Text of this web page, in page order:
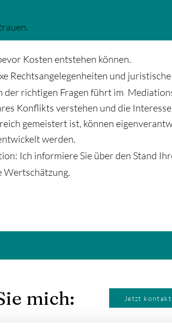
Kosten entstehen können.
Rechtsangelegenheiten und
der richtigen Fragen führt im
Konflikts verstehen und die
gemeistert ist, können
werden.
Ich informiere Sie über den Stand
Wertschätzung.
mich: Jetzt